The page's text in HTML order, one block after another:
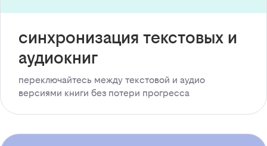
синхронизация текстовых и
аудиокниг
переключайтесь между текстовой и аудио
версиями книги без потери прогресса